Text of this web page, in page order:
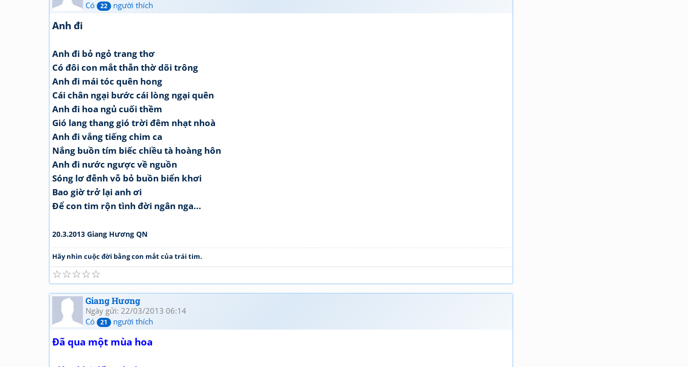
Có
22 người thích
Anh đi
Anh đi bỏ ngỏ trang thơ
Có đôi con mắt thẫn thờ dõi trông
Anh đi mái tóc quên hong
Cái chân ngại bước cái lòng ngại quên
Anh đi hoa ngủ cuối thềm
Gió lang thang gió trời đêm nhạt nhoà
Anh đi vắng tiếng chim ca
Nắng buồn tím biếc chiều tà hoàng hôn
Anh đi nước ngược về nguồn
Sóng lơ đễnh vỗ bỏ buồn biển khơi
Bao giờ trở lại anh ơi
Để con tim rộn tình đời ngân nga...
20.3.2013 Giang Hương QN
Hãy nhìn cuộc đời bằng con mắt của trái tim.
☆
☆
☆
☆
☆
Giang Hương
Ngày gửi: 22/03/2013 06:14
Có
21 người thích
Đã qua một mùa hoa